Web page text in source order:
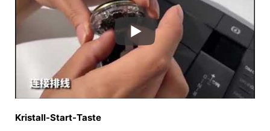
Kristall-Start-Taste